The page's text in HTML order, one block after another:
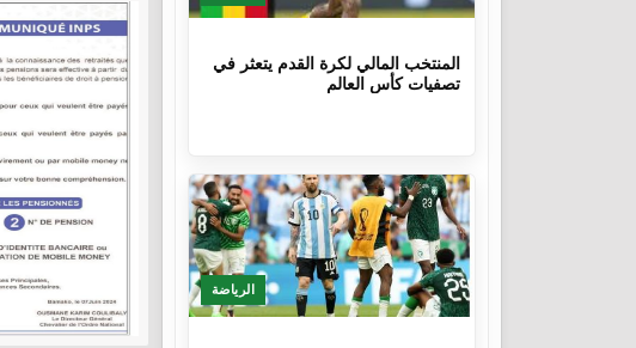
المنتخب المالي لكرة القدم يتعثر في
تصفيات كأس العالم
الرياضة